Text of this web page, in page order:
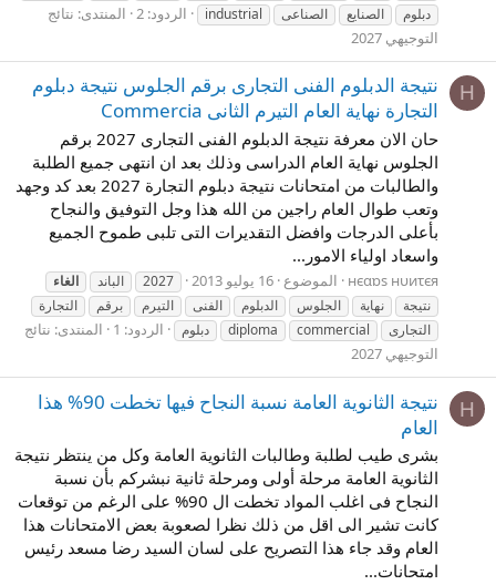
دبلوم
الصنايع الصناعى industrial الردود: 2 المنتدى: نتائج
التوجيهي 2027
Н
نتيجة الدبلوم الفنى التجارى برقم الجلوس نتيجة دبلوم
التجارة نهاية العام التيرم الثانى Commercia
حان الان معرفة نتيجة الدبلوم الفنى التجارى 2027 برقم
الجلوس نهاية العام الدراسى وذلك بعد ان انتهى جميع الطلبة
والطالبات من امتحانات نتيجة دبلوم التجارة 2027 بعد كد وجهد
وتعب طوال العام راجين من الله هذا وجل التوفيق والنجاح
بأعلى الدرجات وافضل التقديرات التى تلبى طموح الجميع
واسعاد اولياء الامور...
нєαɒs нυиτєя الموضوع 16 يوليو 2013 2027 الباند
الغاء
نتيجة
نهاية الجلوس الدبلوم الفنى التيرم برقم
التجارة
التجارى
commercial
diploma دبلوم الردود: 1 المنتدى: نتائج
التوجيهي 2027
Н
نتيجة الثانوية العامة نسبة النجاح فيها تخطت 90% هذا
العام
بشرى طيب لطلبة وطالبات الثانوية العامة وكل من ينتظر نتيجة
الثانوية العامة مرحلة أولى ومرحلة ثانية نبشركم بأن نسبة
النجاح فى اغلب المواد تخطت ال 90% على الرغم من توقعات
كانت تشير الى اقل من ذلك نظرا لصعوبة بعض الامتحانات هذا
العام وقد جاء هذا التصريح على لسان السيد رضا مسعد رئيس
امتحانات...